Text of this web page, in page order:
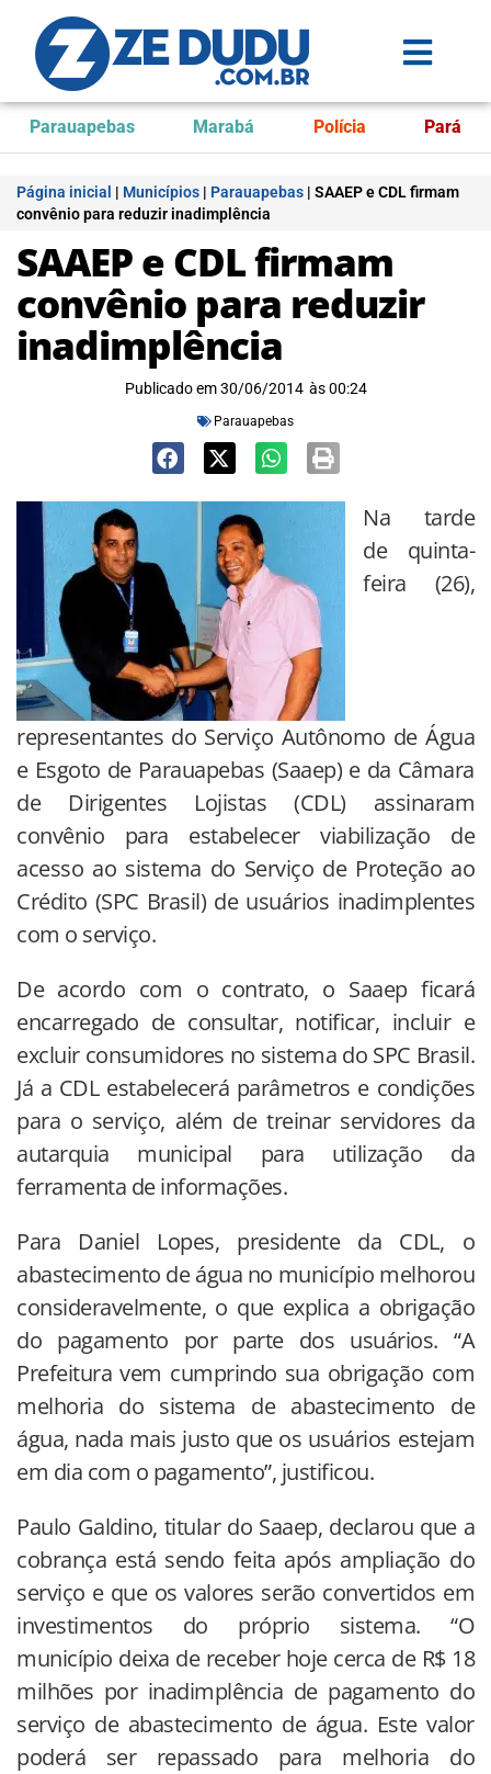
Parauapebas Marabá Polícia Pará
Página inicial | Municípios | Parauapebas | SAAEP e CDL firmam
convênio para reduzir inadimplência
SAAEP e CDL firmam
convênio para reduzir
inadimplência
Publicado em 30/06/2014 às 00:24
Parauapebas
Na tarde
de quinta-
feira (26),
representantes do Serviço Autônomo de Água
e Esgoto de Parauapebas (Saaep) e da Câmara
de Dirigentes Lojistas (CDL) assinaram
convênio para estabelecer viabilização de
acesso ao sistema do Serviço de Proteção ao
Crédito (SPC Brasil) de usuários inadimplentes
com o serviço.
De acordo com o contrato, o Saaep ficará
encarregado de consultar, notificar, incluir e
excluir consumidores no sistema do SPC Brasil.
Já a CDL estabelecerá parâmetros e condições
para o serviço, além de treinar servidores da
autarquia municipal para utilização da
ferramenta de informações.
Para Daniel Lopes, presidente da CDL, o
abastecimento de água no município melhorou
consideravelmente, o que explica a obrigação
do pagamento por parte dos usuários. “A
Prefeitura vem cumprindo sua obrigação com
melhoria do sistema de abastecimento de
água, nada mais justo que os usuários estejam
em dia com o pagamento”, justificou.
Paulo Galdino, titular do Saaep, declarou que a
cobrança está sendo feita após ampliação do
serviço e que os valores serão convertidos em
investimentos do próprio sistema. “O
município deixa de receber hoje cerca de R$ 18
milhões por inadimplência de pagamento do
serviço de abastecimento de água. Este valor
poderá ser repassado para melhoria do